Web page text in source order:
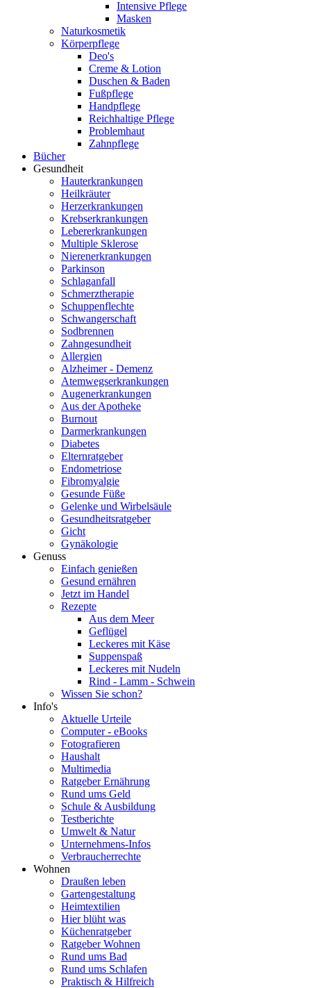
Intensive Pflege
Masken
Naturkosmetik
Körperpflege
Deo's
Creme & Lotion
Duschen & Baden
Fußpflege
Handpflege
Reichhaltige Pflege
Problemhaut
Zahnpflege
Bücher
Gesundheit
Hauterkrankungen
Heilkräuter
Herzerkrankungen
Krebserkrankungen
Lebererkrankungen
Multiple Sklerose
Nierenerkrankungen
Parkinson
Schlaganfall
Schmerztherapie
Schuppenflechte
Schwangerschaft
Sodbrennen
Zahngesundheit
Allergien
Alzheimer - Demenz
Atemwegserkrankungen
Augenerkrankungen
Aus der Apotheke
Burnout
Darmerkrankungen
Diabetes
Elternratgeber
Endometriose
Fibromyalgie
Gesunde Füße
Gelenke und Wirbelsäule
Gesundheitsratgeber
Gicht
Gynäkologie
Genuss
Einfach genießen
Gesund ernähren
Jetzt im Handel
Rezepte
Aus dem Meer
Geflügel
Leckeres mit Käse
Suppenspaß
Leckeres mit Nudeln
Rind - Lamm - Schwein
Wissen Sie schon?
Info's
Aktuelle Urteile
Computer - eBooks
Fotografieren
Haushalt
Multimedia
Ratgeber Ernährung
Rund ums Geld
Schule & Ausbildung
Testberichte
Umwelt & Natur
Unternehmens-Infos
Verbraucherrechte
Wohnen
Draußen leben
Gartengestaltung
Heimtextilien
Hier blüht was
Küchenratgeber
Ratgeber Wohnen
Rund ums Bad
Rund ums Schlafen
Praktisch & Hilfreich